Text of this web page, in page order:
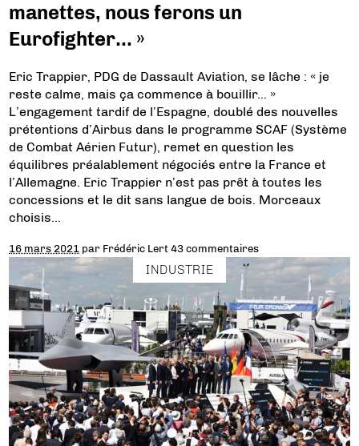
manettes, nous ferons un
Eurofighter… »
Eric Trappier, PDG de Dassault Aviation, se lâche : « je
reste calme, mais ça commence à bouillir… »
L’engagement tardif de l’Espagne, doublé des nouvelles
prétentions d’Airbus dans le programme SCAF (Système
de Combat Aérien Futur), remet en question les
équilibres préalablement négociés entre la France et
l’Allemagne. Eric Trappier n’est pas prêt à toutes les
concessions et le dit sans langue de bois. Morceaux
choisis…
16 mars 2021 par Frédéric Lert 43 commentaires
INDUSTRIE